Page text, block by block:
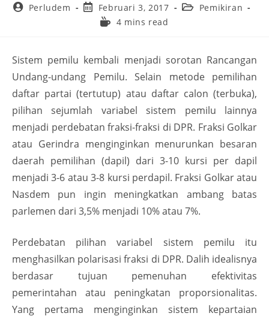
Perludem Februari 3, 2017
Pemikiran
4 mins read
Sistem pemilu kembali menjadi sorotan Rancangan
Undang-undang Pemilu. Selain metode pemilihan
daftar partai (tertutup) atau daftar calon (terbuka),
pilihan sejumlah variabel sistem pemilu lainnya
menjadi perdebatan fraksi-fraksi di DPR. Fraksi Golkar
atau Gerindra menginginkan menurunkan besaran
daerah pemilihan (dapil) dari 3-10 kursi per dapil
menjadi 3-6 atau 3-8 kursi perdapil. Fraksi Golkar atau
Nasdem pun ingin meningkatkan ambang batas
parlemen dari 3,5% menjadi 10% atau 7%.
Perdebatan pilihan variabel sistem pemilu itu
menghasilkan polarisasi fraksi di DPR. Dalih idealisnya
berdasar tujuan pemenuhan efektivitas
pemerintahan atau peningkatan proporsionalitas.
Yang pertama menginginkan sistem kepartaian